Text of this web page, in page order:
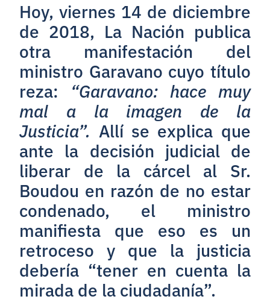
Hoy, viernes 14 de diciembre
de 2018, La Nación publica
otra manifestación del
ministro Garavano cuyo título
reza: “Garavano: hace muy
mal a la imagen de la
Justicia”. Allí se explica que
ante la decisión judicial de
liberar de la cárcel al Sr.
Boudou en razón de no estar
condenado, el ministro
manifiesta que eso es un
retroceso y que la justicia
debería “tener en cuenta la
mirada de la ciudadanía”.